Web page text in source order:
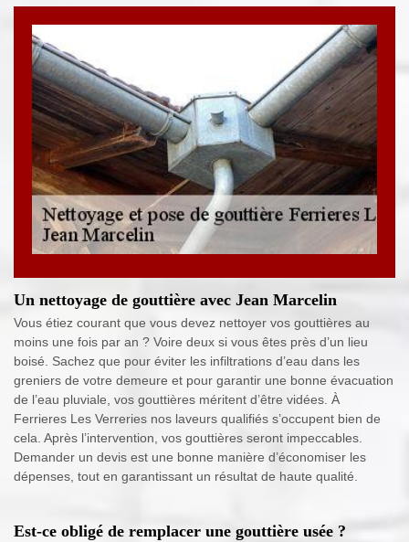
Un nettoyage de gouttière avec Jean Marcelin
Vous étiez courant que vous devez nettoyer vos gouttières au
moins une fois par an ? Voire deux si vous êtes près d’un lieu
boisé. Sachez que pour éviter les infiltrations d’eau dans les
greniers de votre demeure et pour garantir une bonne évacuation
de l’eau pluviale, vos gouttières méritent d’être vidées. À
Ferrieres Les Verreries nos laveurs qualifiés s’occupent bien de
cela. Après l’intervention, vos gouttières seront impeccables.
Demander un devis est une bonne manière d’économiser les
dépenses, tout en garantissant un résultat de haute qualité.
Est-ce obligé de remplacer une gouttière usée ?